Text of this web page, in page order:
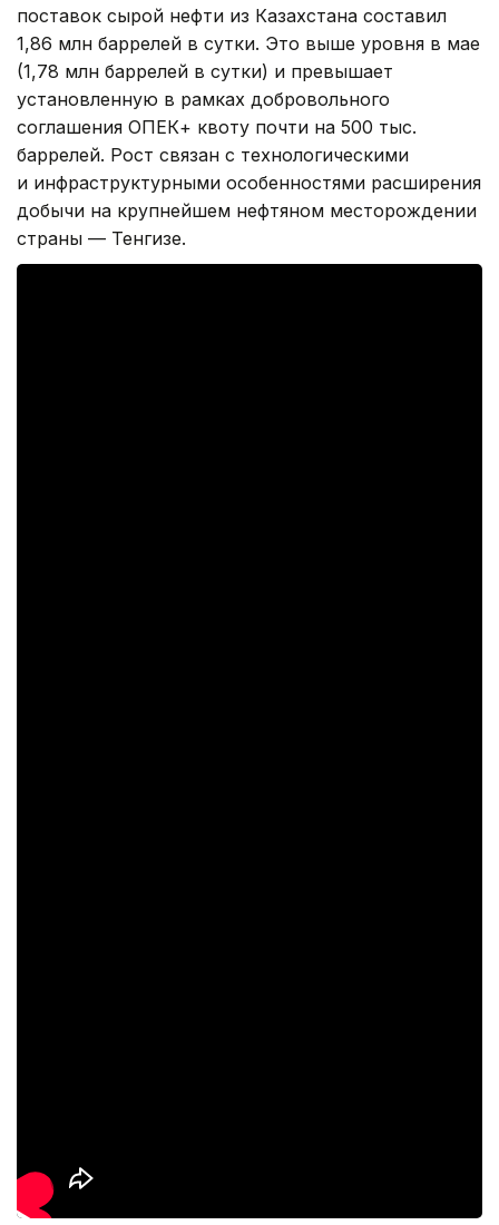
поставок сырой нефти из Казахстана составил
1,86 млн баррелей в сутки. Это выше уровня в мае
(1,78 млн баррелей в сутки) и превышает
установленную в рамках добровольного
соглашения ОПЕК+ квоту почти на 500 тыс.
баррелей. Рост связан с технологическими
и инфраструктурными особенностями расширения
добычи на крупнейшем нефтяном месторождении
страны — Тенгизе.